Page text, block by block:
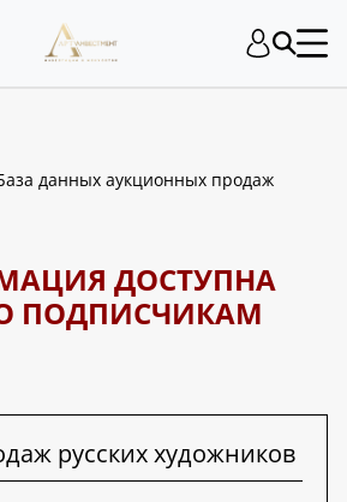
данных аукционных продаж
ДОСТУПНА
ПОДПИСЧИКАМ
русских художников